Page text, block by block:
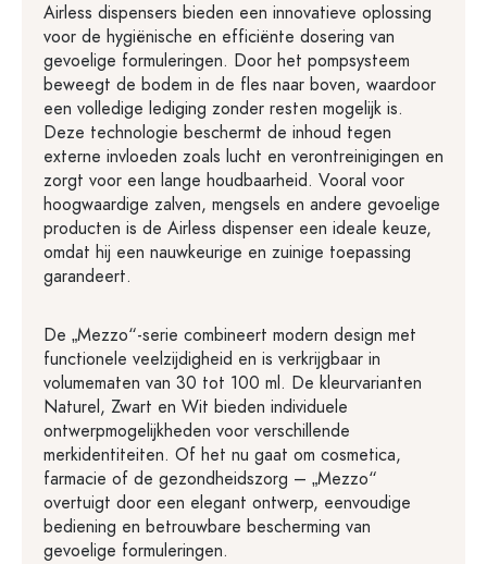
Airless dispensers bieden een innovatieve oplossing
voor de hygiënische en efficiënte dosering van
gevoelige formuleringen. Door het pompsysteem
beweegt de bodem in de fles naar boven, waardoor
een volledige lediging zonder resten mogelijk is.
Deze technologie beschermt de inhoud tegen
externe invloeden zoals lucht en verontreinigingen en
zorgt voor een lange houdbaarheid. Vooral voor
hoogwaardige zalven, mengsels en andere gevoelige
producten is de Airless dispenser een ideale keuze,
omdat hij een nauwkeurige en zuinige toepassing
garandeert.
De „Mezzo“-serie combineert modern design met
functionele veelzijdigheid en is verkrijgbaar in
volumematen van 30 tot 100 ml. De kleurvarianten
Naturel, Zwart en Wit bieden individuele
ontwerpmogelijkheden voor verschillende
merkidentiteiten. Of het nu gaat om cosmetica,
farmacie of de gezondheidszorg – „Mezzo“
overtuigt door een elegant ontwerp, eenvoudige
bediening en betrouwbare bescherming van
gevoelige formuleringen.